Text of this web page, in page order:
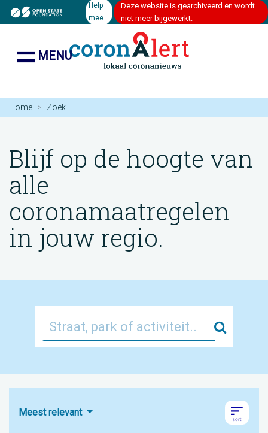
Help
mee
Deze website is gearchiveerd en wordt
niet meer bijgewerkt.
MENU
Home Zoek
Blijf op de hoogte van
alle
coronamaatregelen
in jouw regio.
Zoek
Meest relevant